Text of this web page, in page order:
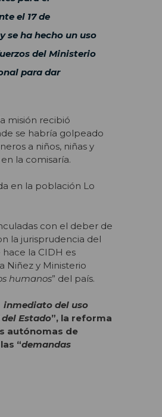
el 17 de
se ha hecho un uso
del Ministerio
para dar
misión recibió
se habría golpeado
a niños, niñas y
la comisaría.
en la población Lo
con el deber de
la jurisprudencia del
la CIDH es
Niñez y Ministerio
humanos” del país.
inmediato del uso
Estado”, la reforma
autónomas de
“demandas